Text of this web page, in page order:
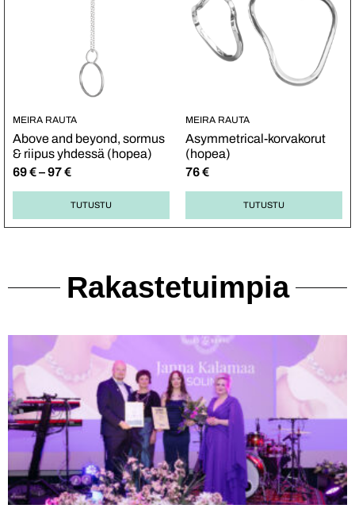
MEIRA RAUTA
Above and beyond, sormus
& riipus yhdessä (hopea)
69€–97€
TUTUSTU
MEIRA RAUTA
Asymmetrical-korvakorut
(hopea)
76€
TUTUSTU
Rakastetuimpia